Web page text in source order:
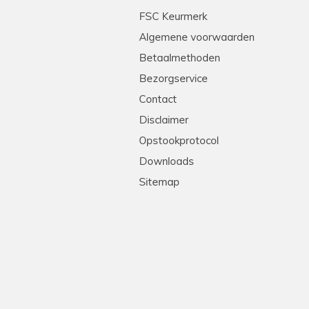
goede prijs-kwaliteit. Heel erg
FSC Keurmerk
Algemene voorwaarden
Betaalmethoden
Bezorgservice
Contact
Disclaimer
Opstookprotocol
Downloads
Sitemap